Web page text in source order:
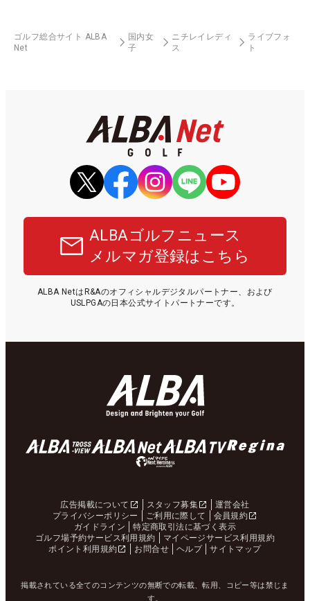
ゴルフ総合サイト ALBA
Net
国内女
子
ニチレイレディ
ス
ライブフォ
ト
ALBAゴルフニュース
メルマガ登録はこちら
ALBA NetはR&Aのオフィシャルデジタルパートナー、および
USLPGAの日本公式サイトパートナーです。
広告掲載について スタッフ募集
運営会社
プライバシーポリシー
ご利用に際して
会員規約
ガイドライン
特定商取引法に基づく表示
ゴルフ場予約サービス利用規約
マイページサービス利用規約
ポイント利用規約
お問合せ ヘルプ サイトマップ
掲載されている全てのコンテンツの無断での転載、転用、コピー等は禁じま
す。